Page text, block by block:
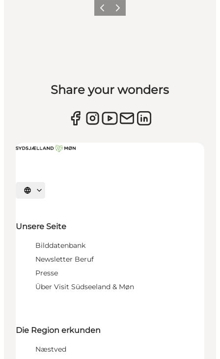
ZurückWeiter
Share your wonders
Sprache auswählen
Unsere Seite
Bilddatenbank
Newsletter Beruf
Presse
Über Visit Südseeland & Møn
Die Region erkunden
Næstved